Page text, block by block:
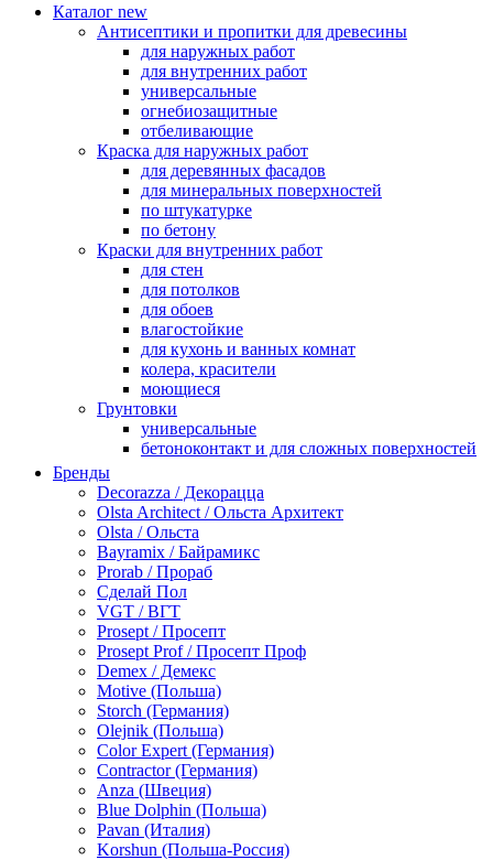
Каталог new
Антисептики и пропитки для древесины
для наружных работ
для внутренних работ
универсальные
огнебиозащитные
отбеливающие
Краска для наружных работ
для деревянных фасадов
для минеральных поверхностей
по штукатурке
по бетону
Краски для внутренних работ
для стен
для потолков
для обоев
влагостойкие
для кухонь и ванных комнат
колера, красители
моющиеся
Грунтовки
универсальные
бетоноконтакт и для сложных поверхностей
по металлу
антикорозийные
под декоративные штукатурки
для гипсокартона
под штукатурку
Герметик
акриловые
силиконовые универсальные, нейтральные
силиконовые санитарные (антигрибковые)
шовные для срубов
для кровли
для каминов
полиуретановые
Декоративные штукатурки и краски
краски для декора, патина
мокрый шелк
венецианские (эффект мрамора)
песок (эффект песчаных вихрей)
декоративная шпаклевка
Бренды
Decorazza / Декорацца
Olsta Architect / Ольста Архитект
Olsta / Ольста
Bayramix / Байрамикс
Prorab / Прораб
Сделай Пол
VGT / ВГТ
Prosept / Просепт
Prosept Prof / Просепт Проф
Demex / Демекс
Motive (Польша)
Storch (Германия)
Olejnik (Польша)
Color Expert (Германия)
Contractor (Германия)
Anza (Швеция)
Blue Dolphin (Польша)
Pavan (Италия)
Korshun (Польша-Россия)